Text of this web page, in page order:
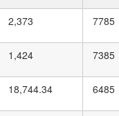
2,373 7785
1,424 7385
18,744.34 6485